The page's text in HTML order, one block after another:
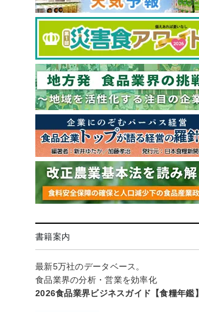
書籍案内
最新5万社のデータベース。
食品業界の分析・営業を効率化
2026食品業界ビジネスガイド【食糧年鑑】